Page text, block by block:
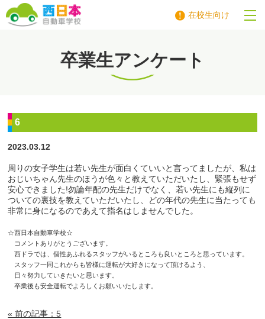
在校生向け
卒業生アンケート
6
2023.03.12
周りの女子学生は若い先生が面白くていいと言ってましたが、私は
おじいちゃん先生のほうが色々と教えていただいたし、緊張もせず
安心できました!勿論年配の先生だけでなく、若い先生にも縦列に
ついての裏技を教えていただいたし、どの年代の先生に当たっても
非常に身になるのであえて指名はしませんでした。
☆西日本自動車学校☆
コメントありがとうございます。
西ドラでは、個性あふれるスタッフがいるところも良いところと思っています。
スタッフ一同これからも皆様に運転が大好きになって頂けるよう、
日々努力していきたいと思います。
卒業後も安全運転でよろしくお願いいたします。
« 前の記事：5